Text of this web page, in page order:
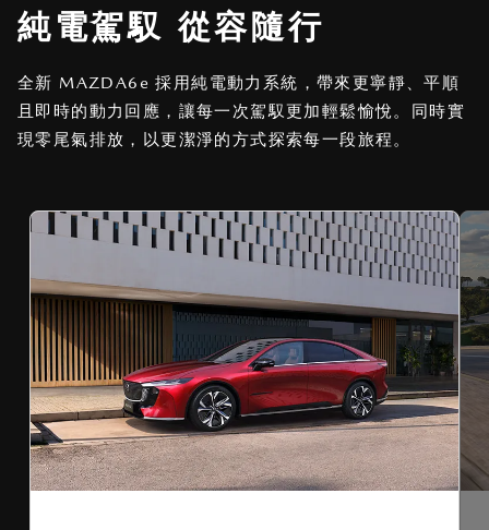
純電駕馭 從容隨行
全新 MAZDA6e 採用純電動力系統，帶來更寧靜、平順
且即時的動力回應，讓每一次駕馭更加輕鬆愉悅。同時實
現零尾氣排放，以更潔淨的方式探索每一段旅程。